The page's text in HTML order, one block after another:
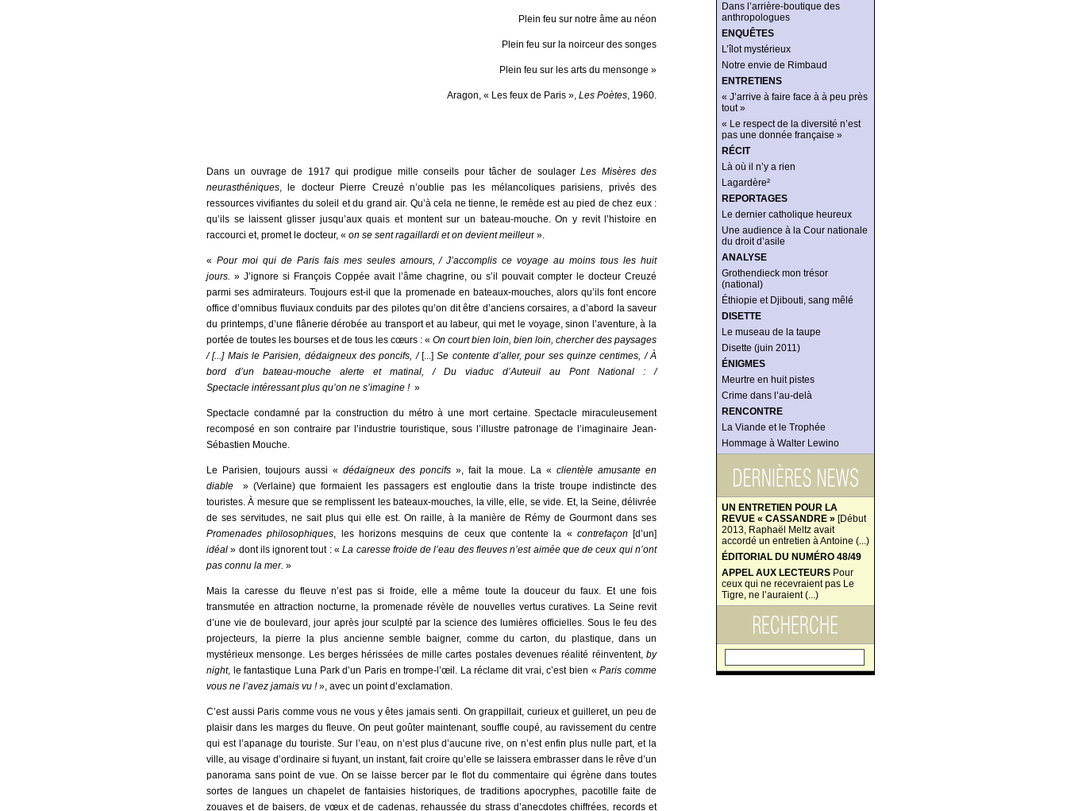
Dans l’arrière-boutique des
anthropologues
ENQUÊTES
L’îlot mystérieux
Notre envie de Rimbaud
ENTRETIENS
« J’arrive à faire face à à peu près
tout »
« Le respect de la diversité n’est
pas une donnée française »
RÉCIT
Là où il n’y a rien
Lagardère²
REPORTAGES
Le dernier catholique heureux
Une audience à la Cour nationale
du droit d’asile
ANALYSE
Grothendieck mon trésor
(national)
Éthiopie et Djibouti, sang mêlé
DISETTE
Le museau de la taupe
Disette (juin 2011)
ÉNIGMES
Meurtre en huit pistes
Crime dans l’au-delà
RENCONTRE
La Viande et le Trophée
Hommage à Walter Lewino
UN ENTRETIEN POUR LA
REVUE « CASSANDRE » [Début
2013, Raphaël Meltz avait
accordé un entretien à Antoine (...)
ÉDITORIAL DU NUMÉRO 48/49
APPEL AUX LECTEURS Pour
ceux qui ne recevraient pas Le
Tigre, ne l’auraient (...)
Plein feu sur notre âme au néon
Plein feu sur la noirceur des songes
Plein feu sur les arts du mensonge »
Aragon, « Les feux de Paris », Les Poètes, 1960.
Dans un ouvrage de 1917 qui prodigue mille conseils pour tâcher de soulagerLes Misères des
neurasthéniques, le docteur Pierre Creuzé n’oublie pas les mélancoliques parisiens, privés des
ressources vivifiantes du soleil et du grand air. Qu’à cela ne tienne, le remède est au pied de chez eux :
qu’ils se laissent glisser jusqu’aux quais et montent sur un bateau-mouche. On y revit l’histoire en
raccourci et, promet le docteur, « on se sent ragaillardi et on devient meilleur ».
« Pour moi qui de Paris fais mes seules amours, / J’accomplis ce voyage au moins tous les huit
jours. » J’ignore si François Coppée avait l’âme chagrine, ou s’il pouvait compter le docteur Creuzé
parmi ses admirateurs. Toujours est-il que la promenade en bateaux-mouches, alors qu’ils font encore
office d’omnibus fluviaux conduits par des pilotes qu’on dit être d’anciens corsaires, a d’abord la saveur
du printemps, d’une flânerie dérobée au transport et au labeur, qui met le voyage, sinon l’aventure, à la
portée de toutes les bourses et de tous les cœurs : « On court bien loin, bien loin, chercher des paysages
/ [...] Mais le Parisien, dédaigneux des poncifs, /[...]Se contente d’aller, pour ses quinze centimes, / À
bord d’un bateau-mouche alerte et matinal, / Du viaduc d’Auteuil au Pont National : /
Spectacle intéressant plus qu’on ne s’imagine ! »
Spectacle condamné par la construction du métro à une mort certaine. Spectacle miraculeusement
recomposé en son contraire par l’industrie touristique, sous l’illustre patronage de l’imaginaire Jean-
Sébastien Mouche.
Le Parisien, toujours aussi « dédaigneux des poncifs », fait la moue. La « clientèle amusante en
diable
» (Verlaine) que formaient les passagers est engloutie dans la triste troupe indistincte des
touristes. À mesure que se remplissent les bateaux-mouches, la ville, elle, se vide. Et, la Seine, délivrée
de ses servitudes, ne sait plus qui elle est. On raille, à la manière de Rémy de Gourmont dans ses
Promenades philosophiques, les horizons mesquins de ceux que contente la « contrefaçon [d’un]
idéal » dont ils ignorent tout : «La caresse froide de l’eau des fleuves n’est aimée que de ceux qui n’ont
pas connu la mer. »
Mais la caresse du fleuve n’est pas si froide, elle a même toute la douceur du faux. Et une fois
transmutée en attraction nocturne, la promenade révèle de nouvelles vertus curatives. La Seine revit
d’une vie de boulevard, jour après jour sculpté par la science des lumières officielles. Sous le feu des
projecteurs, la pierre la plus ancienne semble baigner, comme du carton, du plastique, dans un
mystérieux mensonge. Les berges hérissées de mille cartes postales devenues réalité réinventent, by
night, le fantastique Luna Park d’un Paris en trompe-l’œil. La réclame dit vrai, c’est bien «Paris comme
vous ne l’avez jamais vu !», avec un point d’exclamation.
C’est aussi Paris comme vous ne vous y êtes jamais senti. On grappillait, curieux et guilleret, un peu de
plaisir dans les marges du fleuve. On peut goûter maintenant, souffle coupé, au ravissement du centre
qui est l’apanage du touriste. Sur l’eau, on n’est plus d’aucune rive, on n’est enfin plus nulle part, et la
ville, au visage d’ordinaire si fuyant, un instant, fait croire qu’elle se laissera embrasser dans le rêve d’un
panorama sans point de vue. On se laisse bercer par le flot du commentaire qui égrène dans toutes
sortes de langues un chapelet de fantaisies historiques, de traditions apocryphes, pacotille faite de
zouaves et de baisers, de vœux et de cadenas, rehaussée du strass d’anecdotes chiffrées, records et